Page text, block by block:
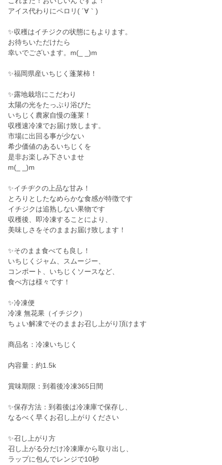
アイス代わりにペロリ( ´∀｀)
✨収穫はイチジクの状態にもよります。
お待ちいただけたら
幸いでございます。m(_ _)m
✨福岡県産いちじく蓬莱柿！
✨露地栽培にこだわり
太陽の光をたっぷり浴びた
いちじく農家自慢の蓬莱！
収穫速冷凍でお届け致します。
市場に出回る事が少ない
希少価値のあるいちじくを
是非お楽しみ下さいませ
m(_ _)m
✨イチヂクの上品な甘み！
とろりとしたなめらかな食感が特徴です
イチジクは追熟しない果物です
収穫後、即冷凍することにより、
美味しさをそのままお届け致します！
✨そのまま食べても良し！
いちじくジャム、スムージー、
コンポート、いちじくソースなど、
食べ方は様々です！
✨冷凍便
冷凍 無花果（イチジク）
ちょい解凍でそのままお召し上がり頂けます
商品名：冷凍いちじく
内容量：約1.5k
賞味期限：到着後冷凍365日間
✨保存方法：到着後は冷凍庫で保存し、
なるべく早くお召し上がりください
✨召し上がり方
召し上がる分だけ冷凍庫から取り出し、
ラップに包んでレンジで10秒